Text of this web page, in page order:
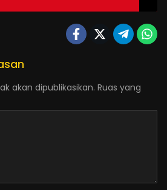
akan dipublikasikan. Ruas yang